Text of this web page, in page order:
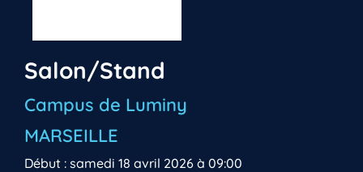
Salon/Stand
Campus de Luminy
MARSEILLE
Début : samedi 18 avril 2026 à 09:00